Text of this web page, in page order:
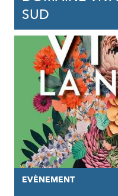
SUD
EVÈNEMENT